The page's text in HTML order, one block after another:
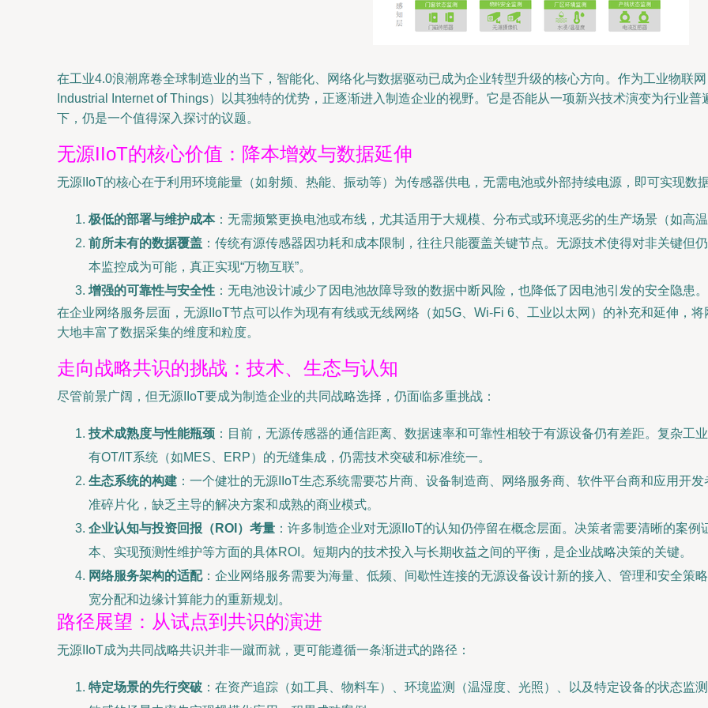
在工业4.0浪潮席卷全球制造业的当下，智能化、网络化与数据驱动已成为企业转型升级的核心方向。作为工业物联
Industrial Internet of Things）以其独特的优势，正逐渐进入制造企业的视野。它是否能从一项新兴技术演变为行业
下，仍是一个值得深入探讨的议题。
无源IIoT的核心价值：降本增效与数据延伸
无源IIoT的核心在于利用环境能量（如射频、热能、振动等）为传感器供电，无需电池或外部持续电源，即可实现数
极低的部署与维护成本：无需频繁更换电池或布线，尤其适用于大规模、分布式或环境恶劣的生产场景（如高
前所未有的数据覆盖 ：传统有源传感器因功耗和成本限制，往往只能覆盖关键节点。无源技术使得对非关键但
本监控成为可能，真正实现“万物互联”。
增强的可靠性与安全性 ：无电池设计减少了因电池故障导致的数据中断风险，也降低了因电池引发的安全隐患。
在企业网络服务层面，无源IIoT节点可以作为现有有线或无线网络（如5G、Wi-Fi 6、工业以太网）的补充和延伸，
大地丰富了数据采集的维度和粒度。
走向战略共识的挑战：技术、生态与认知
尽管前景广阔，但无源IIoT要成为制造企业的共同战略选择，仍面临多重挑战：
技术成熟度与性能瓶颈 ：目前，无源传感器的通信距离、数据速率和可靠性相较于有源设备仍有差距。复杂工
有OT/IT系统（如MES、ERP）的无缝集成，仍需技术突破和标准统一。
生态系统的构建 ：一个健壮的无源IIoT生态系统需要芯片商、设备制造商、网络服务商、软件平台商和应用开
准碎片化，缺乏主导的解决方案和成熟的商业模式。
企业认知与投资回报（ROI）考量 ：许多制造企业对无源IIoT的认知仍停留在概念层面。决策者需要清晰的案
本、实现预测性维护等方面的具体ROI。短期内的技术投入与长期收益之间的平衡，是企业战略决策的关键。
网络服务架构的适配：企业网络服务需要为海量、低频、间歇性连接的无源设备设计新的接入、管理和安全策
宽分配和边缘计算能力的重新规划。
路径展望：从试点到共识的演进
无源IIoT成为共同战略共识并非一蹴而就，更可能遵循一条渐进式的路径：
特定场景的先行突破 ：在资产追踪（如工具、物料车）、环境监测（温湿度、光照）、以及特定设备的状态监